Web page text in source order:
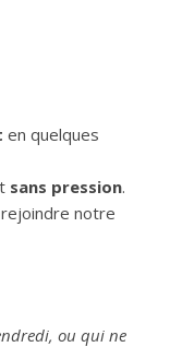
en quelques
sans pression.
notre
ou qui ne